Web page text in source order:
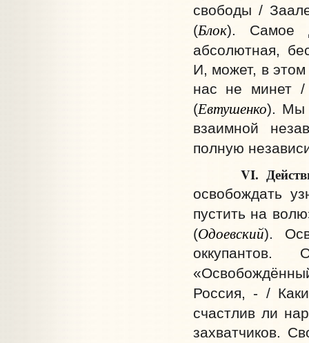
свободы /
(Блок). Самое
абсолютная,
И, может, в
нас не минет
(Евтушенко). Мы
взаимной
полную
VI.
освобождать
пустить на
(Одоевский).
Россия, - /
счастлив ли
захватчиков.